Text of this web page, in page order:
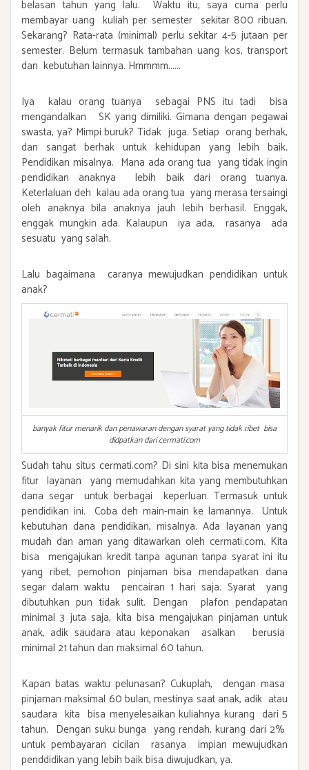
belasan tahun yang lalu. Waktu itu, saya cuma perlu
membayar uang kuliah per semester sekitar 800 ribuan.
Sekarang? Rata-rata (minimal) perlu sekitar 4-5 jutaan per
semester. Belum termasuk tambahan uang kos, transport
dan kebutuhan lainnya. Hmmmm......
Iya kalau orang tuanya sebagai PNS itu tadi bisa
mengandalkan SK yang dimiliki. Gimana dengan pegawai
swasta, ya? Mimpi buruk? Tidak juga. Setiap orang berhak,
dan sangat berhak untuk kehidupan yang lebih baik.
Pendidikan misalnya. Mana ada orang tua yang tidak ingin
pendidikan anaknya lebih baik dari orang tuanya.
Keterlaluan deh kalau ada orang tua yang merasa tersaingi
oleh anaknya bila anaknya jauh lebih berhasil. Enggak,
enggak mungkin ada. Kalaupun iya ada, rasanya ada
sesuatu yang salah.
Lalu bagaimana caranya mewujudkan pendidikan untuk
anak?
banyak fitur menarik dan penawaran dengan syarat yang tidak ribet bisa
didpatkan dari cermati.com
Sudah tahu situs cermati.com? Di sini kita bisa menemukan
fitur layanan yang memudahkan kita yang membutuhkan
dana segar untuk berbagai keperluan. Termasuk untuk
pendidikan ini. Coba deh main-main ke lamannya. Untuk
kebutuhan dana pendidikan, misalnya. Ada layanan yang
mudah dan aman yang ditawarkan oleh cermati.com. Kita
bisa mengajukan kredit tanpa agunan tanpa syarat ini itu
yang ribet, pemohon pinjaman bisa mendapatkan dana
segar dalam waktu pencairan 1 hari saja. Syarat yang
dibutuhkan pun tidak sulit. Dengan plafon pendapatan
minimal 3 juta saja, kita bisa mengajukan pinjaman untuk
anak, adik saudara atau keponakan asalkan berusia
minimal 21 tahun dan maksimal 60 tahun.
Kapan batas waktu pelunasan? Cukuplah, dengan masa
pinjaman maksimal 60 bulan, mestinya saat anak, adik atau
saudara kita bisa menyelesaikan kuliahnya kurang dari 5
tahun. Dengan suku bunga yang rendah, kurang dari 2%
untuk pembayaran cicilan rasanya impian mewujudkan
penddidikan yang lebih baik bisa diwujudkan, ya.